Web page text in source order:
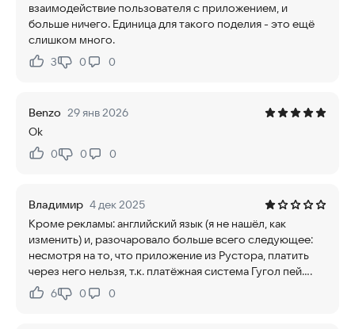
взаимодействие пользователя с приложением, и
больше ничего. Единица для такого поделия - это ещё
слишком много.
Нравится:
3Не нравится:
0 0
Benzo 29 янв 2026
Ok
Нравится:
0Не нравится:
0 0
Владимир 4 дек 2025
Кроме рекламы: английский язык (я не нашёл, как
изменить) и, разочаровало больше всего следующее:
несмотря на то, что приложение из Рустора, платить
через него нельзя, т.к. платёжная система Гугол пей....
Нравится:
6Не нравится:
0 0